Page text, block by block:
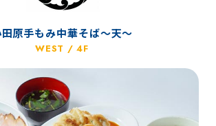
田原手もみ中華そば～天～
WEST / 4F